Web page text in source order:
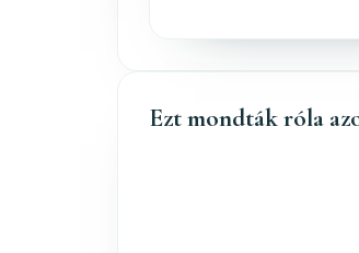
Ezt mondták róla